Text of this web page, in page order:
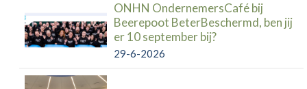
ONHN OndernemersCafé bij
Beerepoot BeterBeschermd, ben jij
er 10 september bij?
29-6-2026